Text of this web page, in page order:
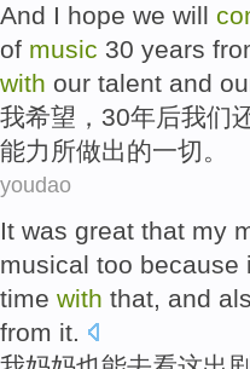
And I hope we will
of music 30 years
with our talent and
我希望 ， 30年后我们
能力 所做出的一切。
youdao
It was great that my
musical too because
time with that, and
from it.